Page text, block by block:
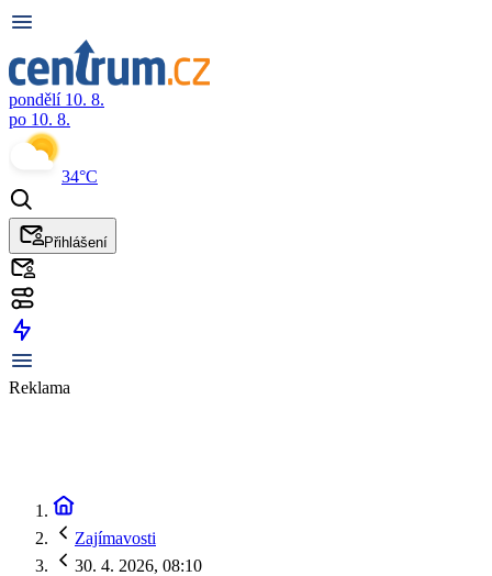
pondělí 10. 8.
po 10. 8.
34°C
Přihlášení
Reklama
Zajímavosti
30. 4. 2026, 08:10